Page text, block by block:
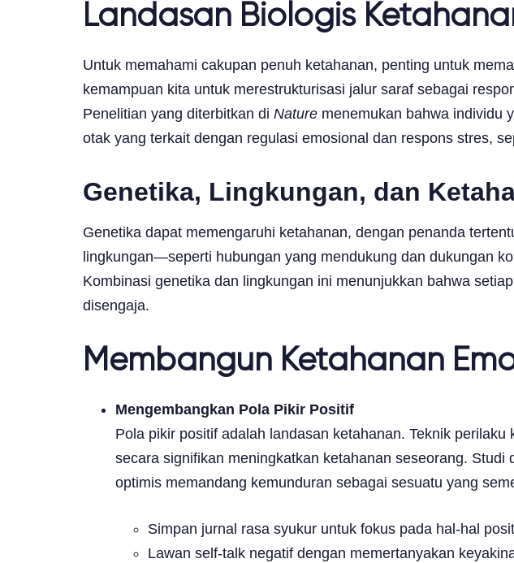
Landasan Biologis
Untuk memahami cakupan penuh ketahanan, penting untuk
kemampuan kita untuk merestrukturisasi jalur saraf sebagai
Penelitian yang diterbitkan di Nature menemukan bahwa individu
otak yang terkait dengan regulasi emosional dan respons stres,
Genetika, Lingkungan, dan
Genetika dapat memengaruhi ketahanan, dengan penanda
lingkungan—seperti hubungan yang mendukung dan dukungan
Kombinasi genetika dan lingkungan ini menunjukkan bahwa
disengaja.
Membangun Ketahanan
Mengembangkan Pola Pikir Positif
Pola pikir positif adalah landasan ketahanan. Teknik
secara signifikan meningkatkan ketahanan seseorang.
optimis memandang kemunduran sebagai sesuatu yang
Simpan jurnal rasa syukur untuk fokus pada hal-hal
Lawan self-talk negatif dengan memertanyakan